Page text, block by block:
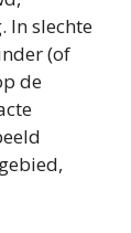
In slechte
(of
de